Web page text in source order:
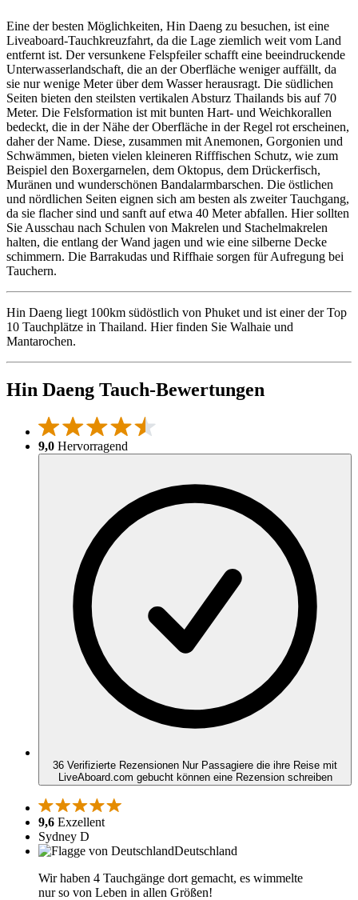
Eine der besten Möglichkeiten, Hin Daeng zu besuchen, ist eine
Liveaboard-Tauchkreuzfahrt, da die Lage ziemlich weit vom Land
entfernt ist. Der versunkene Felspfeiler schafft eine beeindruckende
Unterwasserlandschaft, die an der Oberfläche weniger auffällt, da
sie nur wenige Meter über dem Wasser herausragt. Die südlichen
Seiten bieten den steilsten vertikalen Absturz Thailands bis auf 70
Meter. Die Felsformation ist mit bunten Hart- und Weichkorallen
bedeckt, die in der Nähe der Oberfläche in der Regel rot erscheinen,
daher der Name. Diese, zusammen mit Anemonen, Gorgonien und
Schwämmen, bieten vielen kleineren Rifffischen Schutz, wie zum
Beispiel den Boxergarnelen, dem Oktopus, dem Drückerfisch,
Muränen und wunderschönen Bandalarmbarschen. Die östlichen
und nördlichen Seiten eignen sich am besten als zweiter Tauchgang,
da sie flacher sind und sanft auf etwa 40 Meter abfallen. Hier sollten
Sie Ausschau nach Schulen von Makrelen und Stachelmakrelen
halten, die entlang der Wand jagen und wie eine silberne Decke
schimmern. Die Barrakudas und Riffhaie sorgen für Aufregung bei
Tauchern.
Hin Daeng liegt 100km südöstlich von Phuket und ist einer der Top
10 Tauchplätze in Thailand. Hier finden Sie Walhaie und
Mantarochen.
Hin Daeng Tauch-Bewertungen
9,0 Hervorragend
36 Verifizierte Rezensionen Nur Passagiere die ihre Reise mit
LiveAboard.com gebucht können eine Rezension schreiben
9,6 Exzellent
Sydney D
Deutschland
Wir haben 4 Tauchgänge dort gemacht, es wimmelte
nur so von Leben in allen Größen!